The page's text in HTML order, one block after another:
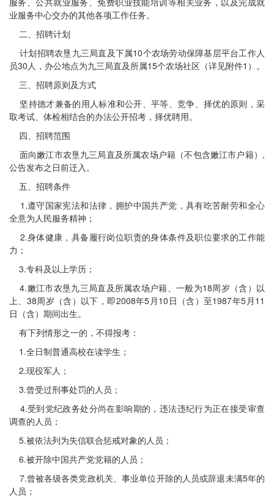
业服务中心交办的其他各项工作任务。
二、招聘计划
计划招聘农垦九三局直及下属10个农场劳动保障基层平台工作人
员30人，办公地点为九三局直及所属15个农场社区（详见附件1）。
三、招聘原则及方式
坚持德才兼备的用人标准和公开、平等、竞争、择优的原则，采
取考试、体检相结合的办法公开招考，择优聘用。
四、招聘范围
面向嫩江市农垦九三局直及所属农场户籍（不包含嫩江市户籍）,
公告发布之日前迁入。
五、招聘条件
1.遵守国家宪法和法律，拥护中国共产党，具有吃苦耐劳和全心
全意为人民服务精神；
2.身体健康，具备履行岗位职责的身体条件及职位要求的工作能
力；
3.专科及以上学历；
4.嫩江市农垦九三局直及所属农场户籍、一般为18周岁（含）以
上、38周岁（含）以下，即2008年5月10日（含）至1987年5月11
日（含）期间出生。
有下列情形之一的，不得报考：
1.全日制普通高校在读学生；
2.现役军人；
3.曾受过刑事处罚的人员；
4.受到党纪政务处分尚在影响期的，违法违纪行为正在接受审查
调查的人员；
5.被依法列为失信联合惩戒对象的人员；
6.被开除中国共产党党籍的人员；
7.曾被各级各类党政机关、事业单位开除的人员或辞退未满5年的
人员；